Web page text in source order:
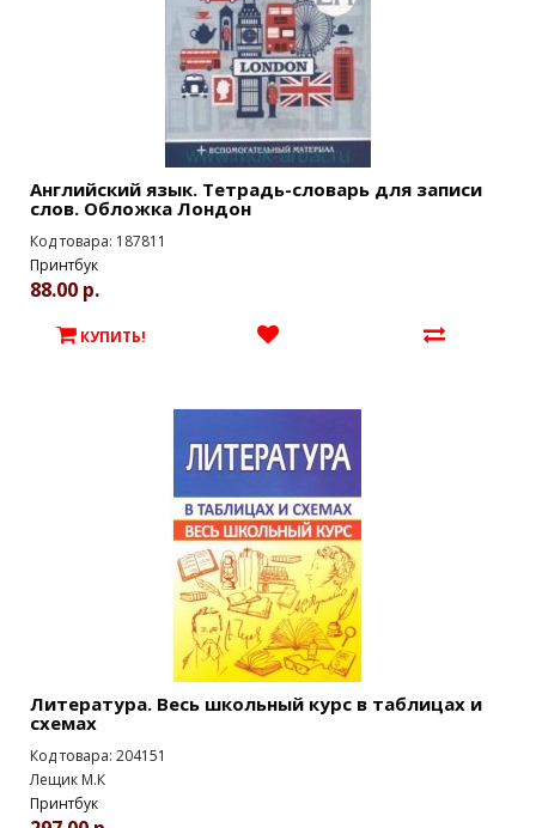
Английский язык. Тетрадь-словарь для записи
слов. Обложка Лондон
Код товара: 187811
Принтбук
88.00 р.
КУПИТЬ!
Литература. Весь школьный курс в таблицах и
схемах
Код товара: 204151
Лещик М.К
Принтбук